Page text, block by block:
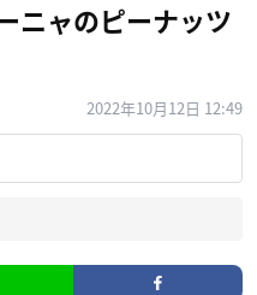
ニャのピーナッツ
2022年10月12日 12:49